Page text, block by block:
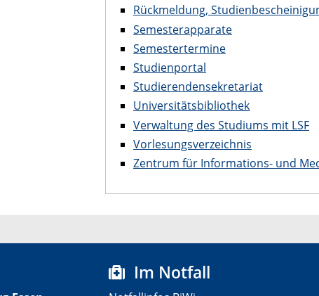
Rückmeldung,
Semesterapparate
Semestertermine
Studienportal
Studierendensekretariat
Universitätsbibliothek
Verwaltung des Studiums mit LSF
Vorlesungsverzeichnis
Zentrum für Informations- und
Im Notfall